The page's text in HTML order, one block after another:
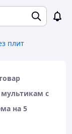
плит
с
на 5